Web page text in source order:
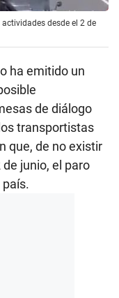
desde el 2 de
ha emitido un
de diálogo
transportistas
que, de no existir
junio, el paro